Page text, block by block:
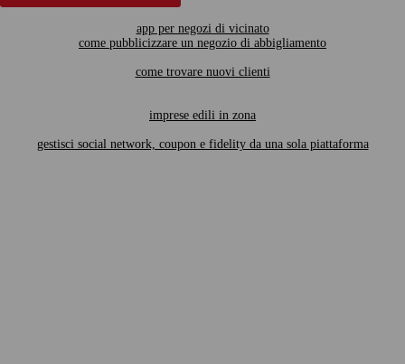
app per negozi di vicinato
come pubblicizzare un negozio di abbigliamento
come trovare nuovi clienti
imprese edili in zona
gestisci social network, coupon e fidelity da una sola piattaforma